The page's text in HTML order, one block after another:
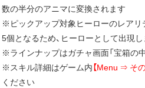
数の半分のアニマに変換されます
※ピックアップ対象ヒーローのレア
5個となるため、ヒーローとして出現
※ラインナップはガチャ画面「宝箱の
※スキル詳細はゲーム内【Menu ⇒ そ
ください